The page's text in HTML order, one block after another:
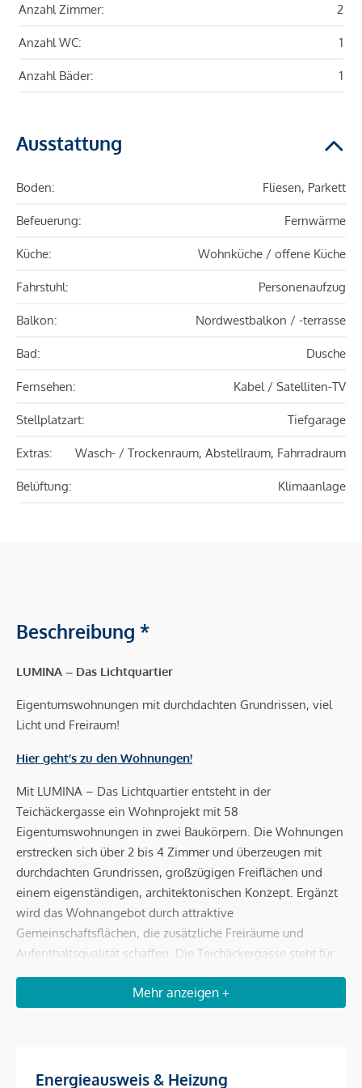
Anzahl Zimmer: 2
Anzahl WC: 1
Anzahl Bäder: 1
Ausstattung
Boden: Fliesen, Parkett
Befeuerung: Fernwärme
Küche: Wohnküche / offene Küche
Fahrstuhl: Personenaufzug
Balkon: Nordwestbalkon / -terrasse
Bad: Dusche
Fernsehen: Kabel / Satelliten-TV
Stellplatzart: Tiefgarage
Extras: Wasch- / Trockenraum, Abstellraum, Fahrradraum
Belüftung: Klimaanlage
Beschreibung *
LUMINA – Das Lichtquartier
Eigentumswohnungen mit durchdachten Grundrissen, viel
Licht und Freiraum!
Hier geht’s zu den Wohnungen!
Mit LUMINA – Das Lichtquartier entsteht in der
Teichäckergasse ein Wohnprojekt mit 58
Eigentumswohnungen in zwei Baukörpern. Die Wohnungen
erstrecken sich über 2 bis 4 Zimmer und überzeugen mit
durchdachten Grundrissen, großzügigen Freiflächen und
einem eigenständigen, architektonischen Konzept. Ergänzt
wird das Wohnangebot durch attraktive
Gemeinschaftsflächen, die zusätzliche Freiräume und
Aufenthaltsqualität schaffen. Die Teichäckergasse steht für
ein Wohnumfeld mit viel Freiraum und besonderem
Grünbezug. Angrenzend an das Stadtwäldchen entsteht ein
Mehr anzeigen +
Energieausweis & Heizung